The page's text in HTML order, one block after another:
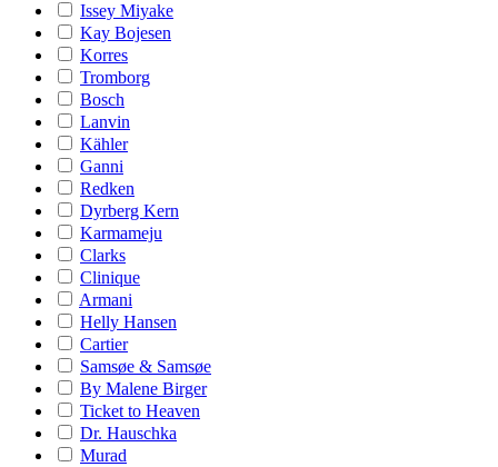
Issey Miyake
Kay Bojesen
Korres
Tromborg
Bosch
Lanvin
Kähler
Ganni
Redken
Dyrberg Kern
Karmameju
Clarks
Clinique
Armani
Helly Hansen
Cartier
Samsøe & Samsøe
By Malene Birger
Ticket to Heaven
Dr. Hauschka
Murad